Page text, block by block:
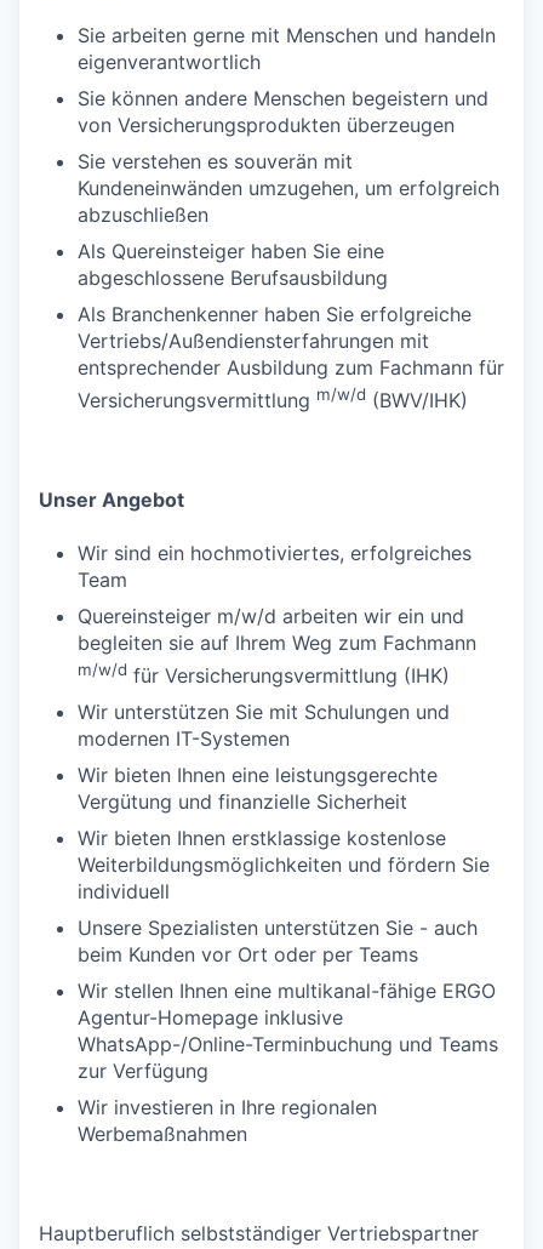
Sie arbeiten gerne mit Menschen und handeln
eigenverantwortlich
Sie können andere Menschen begeistern und
von Versicherungsprodukten überzeugen
Sie verstehen es souverän mit
Kundeneinwänden umzugehen, um erfolgreich
abzuschließen
Als Quereinsteiger haben Sie eine
abgeschlossene Berufsausbildung
Als Branchenkenner haben Sie erfolgreiche
Vertriebs/Außendiensterfahrungen mit
entsprechender Ausbildung zum Fachmann für
Versicherungsvermittlung m/w/d (BWV/IHK)
Unser Angebot
Wir sind ein hochmotiviertes, erfolgreiches
Team
Quereinsteiger m/w/d arbeiten wir ein und
begleiten sie auf Ihrem Weg zum Fachmann
m/w/d für Versicherungsvermittlung (IHK)
Wir unterstützen Sie mit Schulungen und
modernen IT-Systemen
Wir bieten Ihnen eine leistungsgerechte
Vergütung und finanzielle Sicherheit
Wir bieten Ihnen erstklassige kostenlose
Weiterbildungsmöglichkeiten und fördern Sie
individuell
Unsere Spezialisten unterstützen Sie - auch
beim Kunden vor Ort oder per Teams
Wir stellen Ihnen eine multikanal-fähige ERGO
Agentur-Homepage inklusive
WhatsApp-/Online-Terminbuchung und Teams
zur Verfügung
Wir investieren in Ihre regionalen
Werbemaßnahmen
Hauptberuflich selbstständiger Vertriebspartner